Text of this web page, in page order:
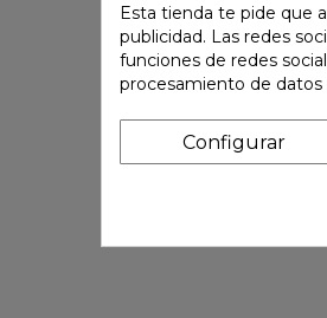
Esta tienda te pide que
publicidad. Las redes
funciones de redes
procesamiento de datos
Configurar